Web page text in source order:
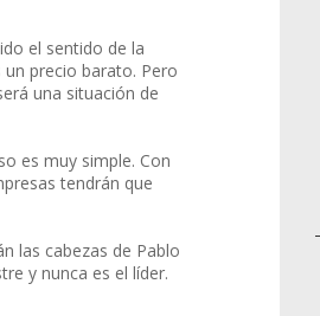
el sentido de la
precio barato. Pero
una situación de
es muy simple. Con
tendrán que
las cabezas de Pablo
y nunca es el líder.